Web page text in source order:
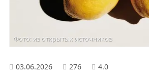
Фото: из открытых источников
03.06.2026 276 4.0